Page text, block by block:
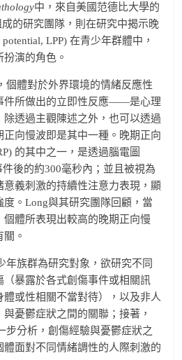
中，來自美國范德比大學的
的研究團隊，則在研究中揭示晚
LPP) 在青少年群體中，
演的角色。
個體對於外界環境的情緒反應性
所做出的立即性反應——是心理
透過主觀陳述之外，也可以透過
向慢波即是其中一種。晚期正向
的其中之一，是透過腦電圖
後的約300毫秒內；並且被視為
義刺激的持續性注意力表現，顯
。Long與其研究團隊回顧，當
體所表現出較高的晚期正向慢
。
年族群為研究對象，欲研究不同
暴露於各式創傷事件或相關訊
或性相關不當對待），以及非人
憂鬱症狀之間的關聯；接著，
步分析，創傷經驗與憂鬱症狀之
體面對不同情緒調性的人際刺激的